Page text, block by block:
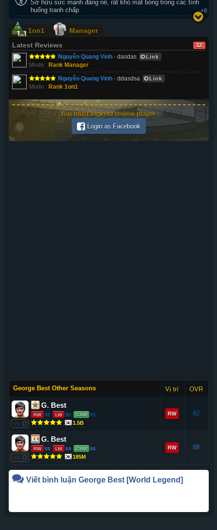
Sở hữu sức mạnh đáng nể, rất khó mất bóng trong các tình
huống tranh chấp
+8
1on1
Manager
Latest Reviews
12
Nguyễn Quang Vinh - dasdas Link
Mode : Rank Manager
Nguyễn Quang Vinh - ddasdsa Link
Mode : Rank 1on1
You must login to review player.
Login as Facebook
George Best Other Seasons Vị trí OVR
VS
G. Best
RW 92 LW 92 CAM 91
1.5B
RW 92
VS
G. Best
RW 88 LW 88 CAM 86
185M
RW 88
Viết bình luận George Best [World Legend]